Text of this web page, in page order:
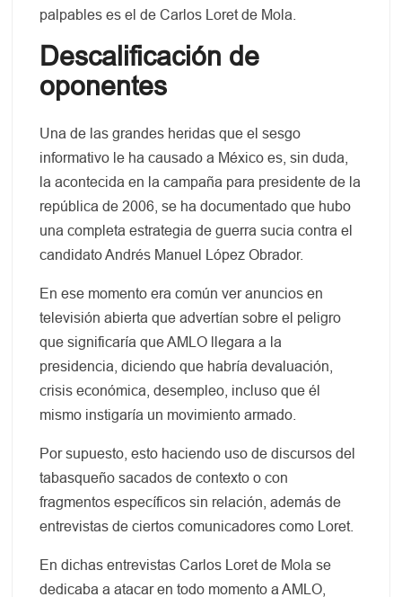
palpables es el de Carlos Loret de Mola.
Descalificación de
oponentes
Una de las grandes heridas que el sesgo
informativo le ha causado a México es, sin duda,
la acontecida en la campaña para presidente de la
república de 2006, se ha documentado que hubo
una completa estrategia de guerra sucia contra el
candidato Andrés Manuel López Obrador.
En ese momento era común ver anuncios en
televisión abierta que advertían sobre el peligro
que significaría que AMLO llegara a la
presidencia, diciendo que habría devaluación,
crisis económica, desempleo, incluso que él
mismo instigaría un movimiento armado.
Por supuesto, esto haciendo uso de discursos del
tabasqueño sacados de contexto o con
fragmentos específicos sin relación, además de
entrevistas de ciertos comunicadores como Loret.
En dichas entrevistas Carlos Loret de Mola se
dedicaba a atacar en todo momento a AMLO,